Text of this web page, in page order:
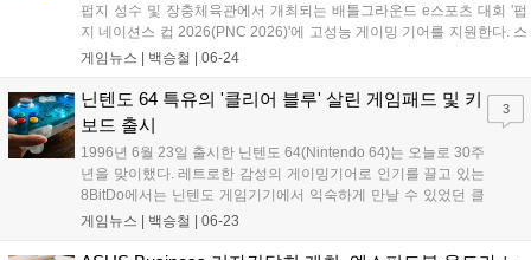
펍지 성수 및 장충체육관에서 개최되는 배틀그라운드 e스포츠 대회 '펍
지 네이션스 컵 2026(PNC 2026)'에 고성능 게이밍 기어를 지원한다. 스
틸시리즈는 이번 대회에 FPS 장르에 최적화된 무선 게이밍 헤드셋 '아크
를 돕는다. 2026 펍지 글로벌 시리즈 공식 스폰서인 스틸시리즈는 디펜
딩 챔피언 베트남과 대한민국을 포함한 총 24개국 대표팀이 격돌하는 이
번 대회를 통해 자사의 하드웨어 기술력을 선보인다....
게임뉴스 | 백승철 06-24
닌텐도 64 특유의 '클리어 블루' 살린 게임패드 및 키
보드 출시
1996년 6월 23일 출시한 닌텐도 64(Nintendo 64)는 오늘로 30주
년을 맞이했다. 레트로한 감성의 게이밍기어로 인기를 끌고 있는
8BitDo에서는 닌텐도 게임기기에서 익숙하게 만날 수 있었던 클
리어 블루(Clear Blue) 색상의 기계식 키보드와 얼티메이트
게임뉴스 | 백승철 06-23
3